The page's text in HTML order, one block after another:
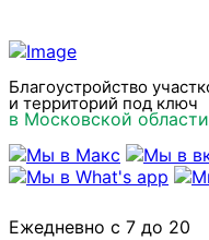
Благоустройство
и территорий под ключ
в Московской области
Ежедневно с 7 до 20